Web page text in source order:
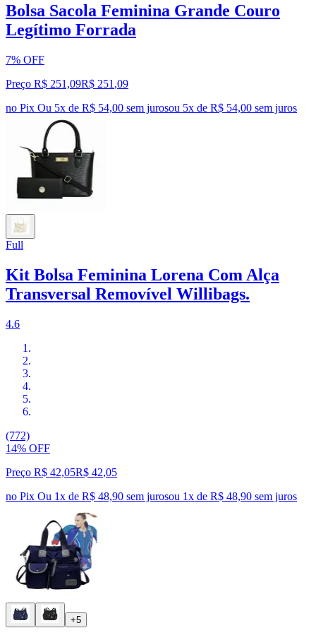
Bolsa Sacola Feminina Grande Couro
Legítimo Forrada
7% OFF
Preço R$ 251,09R$ 251 ,09
no Pix Ou 5x de R$ 54,00 sem jurosou 5x de R$ 54,00 sem juros
Full
Kit Bolsa Feminina Lorena Com Alça
Transversal Removível Willibags.
4.6
(772)
14% OFF
Preço R$ 42,05R$ 42,05
no Pix Ou 1x de R$ 48,90 sem jurosou 1x de R$ 48,90 sem juros
+5